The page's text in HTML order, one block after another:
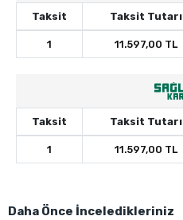
Taksit Taksit Tutarı
1 11.597,00 TL
Taksit Taksit Tutarı
1 11.597,00 TL
Daha Önce İnceledikleriniz